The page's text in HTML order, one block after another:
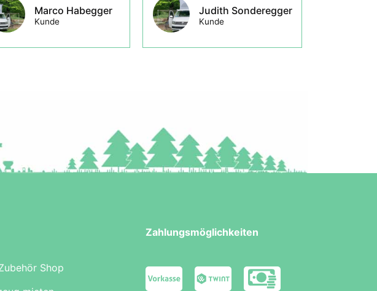
Marco Habegger
Kunde
Judith Sonderegger
Kunde
Shop
Zahlungsmöglichkeiten